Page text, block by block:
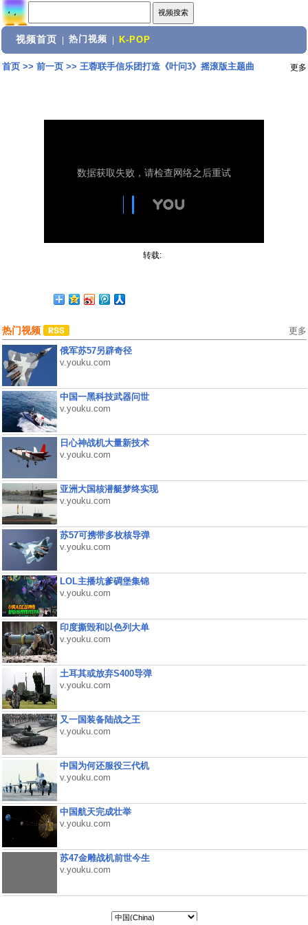
视频首页 热门视频 K-POP
首页>> 前一页>> 王蓉联手信乐团打造《叶问3》摇滚版主题曲 更多
转载:
热门视频 更多
俄军苏57另辟奇径
v.youku.com
中国一黑科技武器问世
v.youku.com
日心神战机大量新技术
v.youku.com
亚洲大国核潜艇梦终实现
v.youku.com
苏57可携带多枚核导弹
v.youku.com
LOL主播坑爹碉堡集锦
v.youku.com
印度撕毁和以色列大单
v.youku.com
土耳其或放弃S400导弹
v.youku.com
又一国装备陆战之王
v.youku.com
中国为何还服役三代机
v.youku.com
中国航天完成壮举
v.youku.com
苏47金雕战机前世今生
v.youku.com